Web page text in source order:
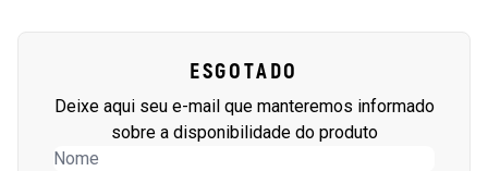
ESGOTADO
Deixe aqui seu e-mail que manteremos informado
sobre a disponibilidade do produto